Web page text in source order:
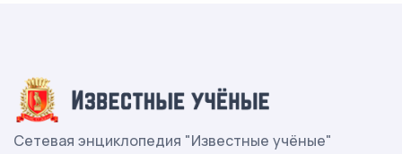
Сетевая энциклопедия "Известные учёные"